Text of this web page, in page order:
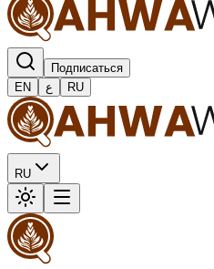
Подписаться
EN
ع RU
RU